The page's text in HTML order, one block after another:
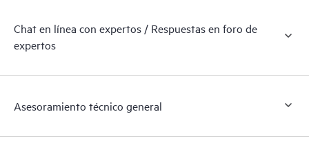
Chat en línea con expertos / Respuestas en foro de
expertos
Asesoramiento técnico general